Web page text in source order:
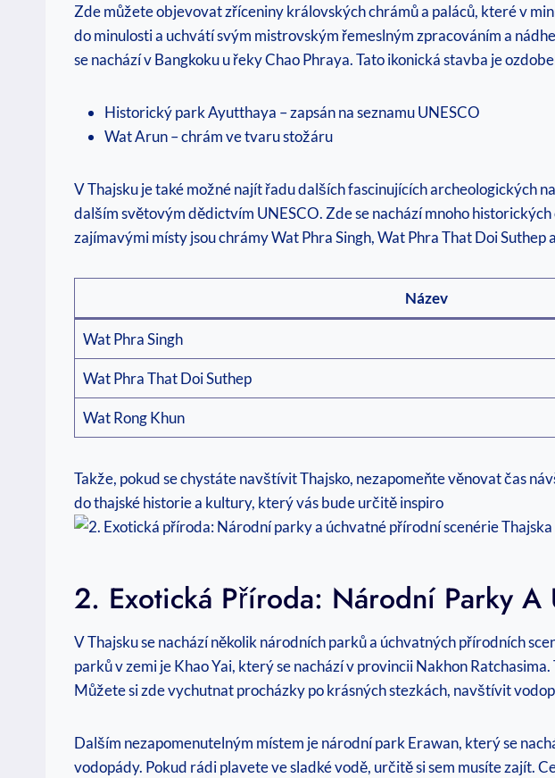
Zde můžete objevovat zříceniny královských chrámů a paláců, které v
do minulosti a uchvátí svým mistrovským řemeslným zpracováním a
se nachází v Bangkoku u řeky Chao Phraya. Tato ikonická stavba je
Historický park Ayutthaya – zapsán na seznamu UNESCO
Wat Arun – chrám ve tvaru stožáru
V Thajsku je také možné najít řadu dalších fascinujících archeologických
dalším světovým dědictvím UNESCO. Zde se nachází mnoho
zajímavými místy jsou chrámy Wat Phra Singh, Wat Phra That Doi
Název
Wat Phra Singh
Wat Phra That Doi Suthep
Wat Rong Khun
Takže, pokud se chystáte navštívit Thajsko, nezapomeňte věnovat čas
do thajské historie a kultury, který vás bude určitě inspiro
2. Exotická Příroda: Národní Parky A
V Thajsku se nachází několik národních parků a úchvatných přírodních
parků v zemi je Khao Yai, který se nachází v provincii Nakhon
Můžete si zde vychutnat procházky po krásných stezkách, navštívit
Dalším nezapomenutelným místem je národní park Erawan, který se
vodopády. Pokud rádi plavete ve sladké vodě, určitě si sem musíte zajít.